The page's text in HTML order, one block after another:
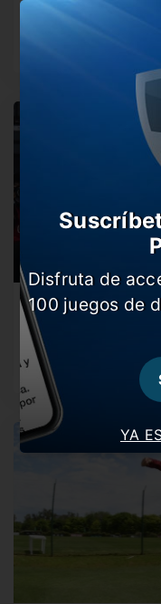
El Muñeco descargó
River busca los
El Millonario será
de Colombia…
YA
Disfruta de
100 juegos de